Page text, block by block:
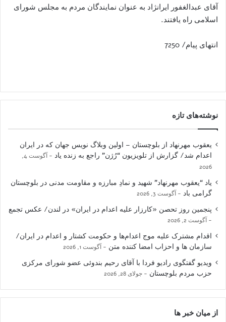
آقای عبدالغفور ایرانژاد به عنوان نمایندگان مردم به مجلس شورای
اسلامی راه یافتند.
انتهای پیام/ 7250
نوشته‌های تازه
یعقوب مهرنهاد از بلوچستان – اولین وبلاگ نویس جهان که در ایران
اعدام شد/ گزارش از تلویزیون “رُژن” راجع به زنده یاد
آگوست 4,
2026
یاد “یعقوب مهرنهاد” شهید و نمادِ مبارزه و مقاومت مدنی در بلوچستان
گرامی باد
آگوست 3, 2026
پنجمین روز تحصن «کارزار علیه اعدام در ایران» در لندن/ عکس تجمع
آگوست 2, 2026
اقدام مشترک علیه موج اعدام‌ها و حکومت کشتار و اعدام در ایران/
سازمان ها و احزاب امضا کننده متن
آگوست 1, 2026
ویدیو گفتگوی رادیو فردا با آقای رحیم بندوئی عضو شورای مرکزی
حزب مردم بلوچستان
جولای 28, 2026
از میان خبر ها